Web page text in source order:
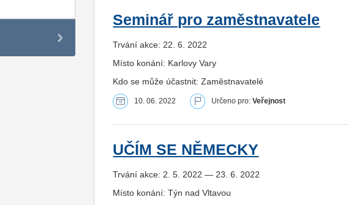
Seminář pro zaměstnavatele
Trvání akce: 22. 6. 2022
Místo konání: Karlovy Vary
Kdo se může účastnit: Zaměstnavatelé
10. 06. 2022 Určeno pro:Veřejnost
UČÍM SE NĚMECKY
Trvání akce: 2. 5. 2022 — 23. 6. 2022
Místo konání: Týn nad Vltavou